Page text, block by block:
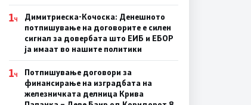
1Ч
Димитриеска-Кочоска: Денешното
потпишување на договорите е силен
сигнал за довербата што ЕИБ и ЕБОР
ја имаат во нашите политики
1Ч
Потпишување договори за
финансирање на изградбата на
железничката делница Крива